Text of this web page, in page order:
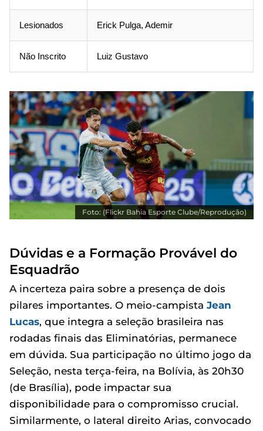
Lesionados Erick Pulga, Ademir
Não Inscrito Luiz Gustavo
Foto: (Flickr Bahia Esporte Clube/Reprodução)
Dúvidas e a Formação Provável do
Esquadrão
A incerteza paira sobre a presença de dois
pilares importantes. O meio-campista Jean
Lucas, que integra a seleção brasileira nas
rodadas finais das Eliminatórias, permanece
em dúvida. Sua participação no último jogo da
Seleção, nesta terça-feira, na Bolívia, às 20h30
(de Brasília), pode impactar sua
disponibilidade para o compromisso crucial.
Similarmente, o lateral direito Arias, convocado